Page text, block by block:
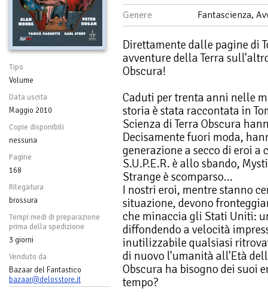
Tipo
Volume
Data uscita
Maggio 2010
Copie disponibili
nessuna
Pagine
168
Rilegatura
brossura
Tempi medi di preparazione
prima della spedizione
3 giorni
Venduto da
Bazaar del Fantastico
bazaar@delosstore.it
Genere
Fantascienza,
Direttamente dalle pagine di
avventure della Terra
Obscura!
Caduti per trenta anni nelle
storia è stata raccontata in
Scienza di Terra Obscura
Decisamente fuori moda,
generazione a secco di eroi
S.U.P.E.R. è allo sbando,
Strange è scomparso…
I nostri eroi, mentre stanno
situazione, devono
che minaccia gli Stati Uniti:
diffondendo a velocità
inutilizzabile qualsiasi
di nuovo l'umanità all'Età
Obscura ha bisogno dei suoi
tempo?